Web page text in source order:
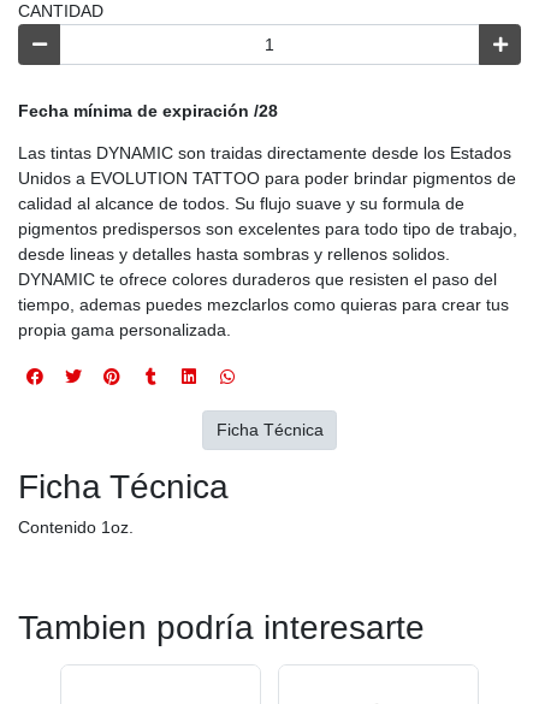
CANTIDAD
Fecha mínima de expiración /28
Las tintas DYNAMIC son traidas directamente desde los Estados
Unidos a EVOLUTION TATTOO para poder brindar pigmentos de
calidad al alcance de todos. Su flujo suave y su formula de
pigmentos predispersos son excelentes para todo tipo de trabajo,
desde lineas y detalles hasta sombras y rellenos solidos.
DYNAMIC te ofrece colores duraderos que resisten el paso del
tiempo, ademas puedes mezclarlos como quieras para crear tus
propia gama personalizada.
Ficha Técnica
Contenido 1oz.
Ficha Técnica
Tambien podría interesarte